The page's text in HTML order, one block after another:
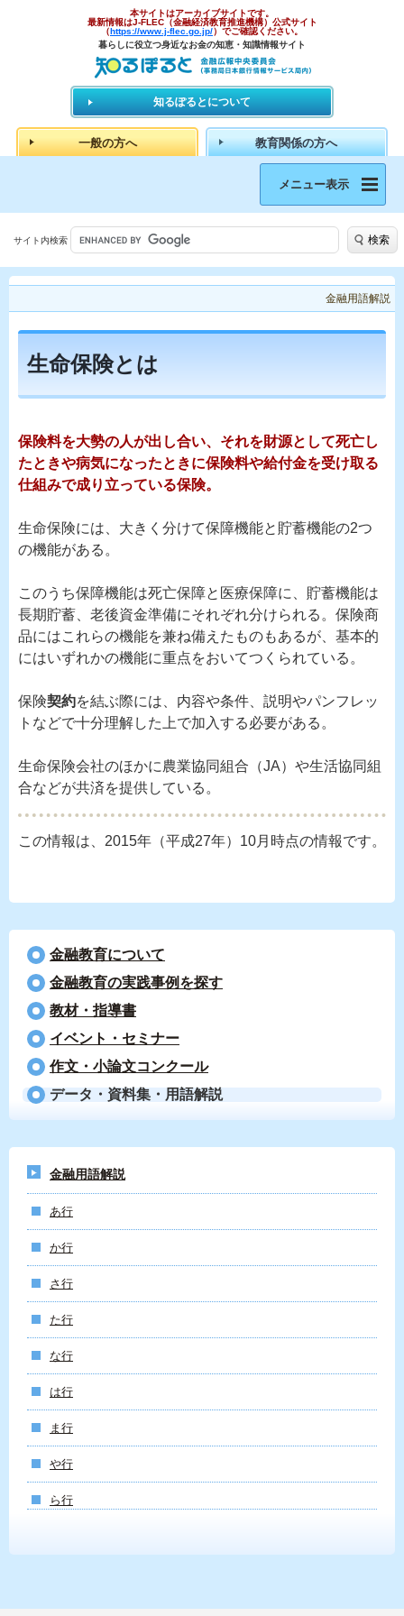
本サイトはアーカイブサイトです。
最新情報はJ-FLEC（金融経済教育推進機構）公式サイト
（https://www.j-flec.go.jp/）でご確認ください。
暮らしに役立つ身近なお金の知恵・知識情報サイト
知るぽるとについて
一般の方へ 教育関係の方へ
メニュー表示
サイト内検索 検索
金融用語解説
生命保険とは
保険料を大勢の人が出し合い、それを財源として死亡し
たときや病気になったときに保険料や給付金を受け取る
仕組みで成り立っている保険。
生命保険には、大きく分けて保障機能と貯蓄機能の2つ
の機能がある。
このうち保障機能は死亡保障と医療保障に、貯蓄機能は
長期貯蓄、老後資金準備にそれぞれ分けられる。保険商
品にはこれらの機能を兼ね備えたものもあるが、基本的
にはいずれかの機能に重点をおいてつくられている。
保険契約を結ぶ際には、内容や条件、説明やパンフレッ
トなどで十分理解した上で加入する必要がある。
生命保険会社のほかに農業協同組合（JA）や生活協同組
合などが共済を提供している。
この情報は、2015年（平成27年）10月時点の情報です。
金融教育について
⾦融教育の実践事例を探す
教材・指導書
イベント・セミナー
作文・小論文コンクール
データ・資料集・用語解説
金融用語解説
あ行
か行
さ行
た行
な行
は行
ま行
や行
ら行